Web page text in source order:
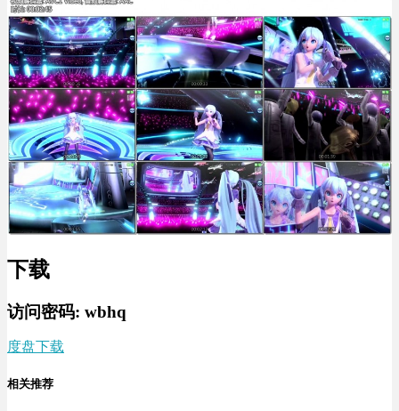
下载
访问密码: wbhq
度盘下载
相关推荐